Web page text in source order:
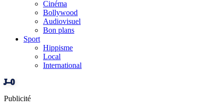
Cinéma
Bollywood
Audiovisuel
Bon plans
Sport
Hippisme
Local
International
J–0
Publicité